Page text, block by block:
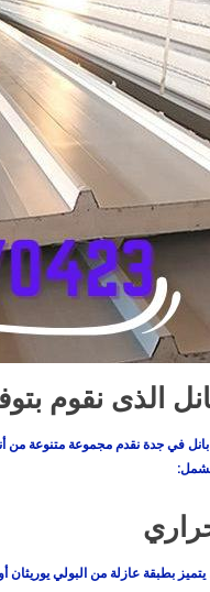
الذى نقوم
في جدة نقدم مجموعة متنوعة من
تشمل:
بطبقة عازلة من البولي يوريثان